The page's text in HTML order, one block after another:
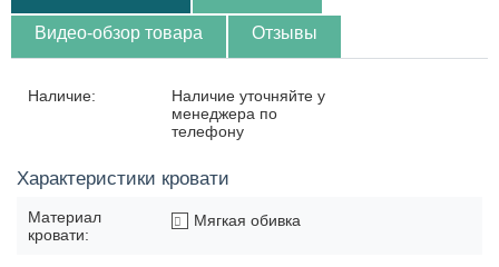
Видео-обзор товара Отзывы
Наличие:
Наличие уточняйте у
менеджера по
телефону
Характеристики кровати
Материал
кровати:
Мягкая обивка